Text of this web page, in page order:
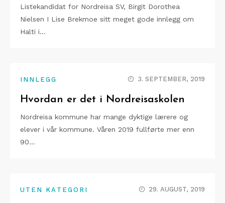
Listekandidat for Nordreisa SV, Birgit Dorothea
Nielsen I Lise Brekmoe sitt meget gode innlegg om
Halti i…
INNLEGG 3. SEPTEMBER, 2019
Hvordan er det i Nordreisaskolen
Nordreisa kommune har mange dyktige lærere og
elever i vår kommune. Våren 2019 fullførte mer enn
90…
UTEN KATEGORI 29. AUGUST, 2019